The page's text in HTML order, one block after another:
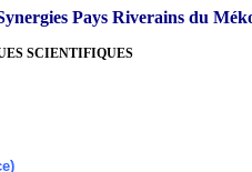
Pays Riverains du
SCIENTIFIQUES
)